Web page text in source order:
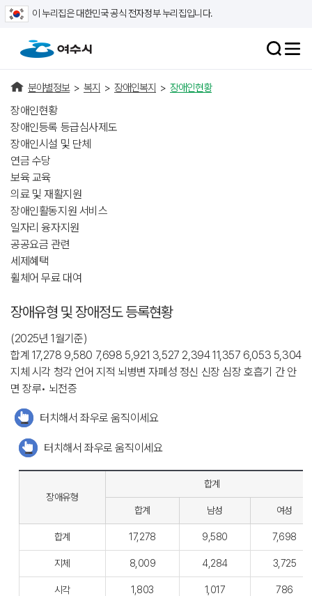
이 누리집은 대한민국 공식 전자정부 누리집입니다.
분야별정보 > 복지 > 장애인복지 > 장애인현황
장애인현황
장애인등록 등급심사제도
장애인시설 및 단체
연금 수당
보육 교육
의료 및 재활지원
장애인활동지원 서비스
일자리 융자지원
공공요금 관련
세제혜택
휠체어 무료 대여
장애유형 및 장애정도 등록현황
(2025년 1월기준)
합계 17,278 9,580 7,698 5,921 3,527 2,394 11,357 6,053 5,304
지체 시각 청각 언어 지적 뇌병변 자폐성 정신 신장 심장 호흡기 간 안
면 장루• 뇌전증
터치해서 좌우로 움직이세요
터치해서 좌우로 움직이세요
장애유형
합계
합계 남성 여성
합계 17,278 9,580 7,698
지체 8,009 4,284 3,725
시각 1,803 1,017 786